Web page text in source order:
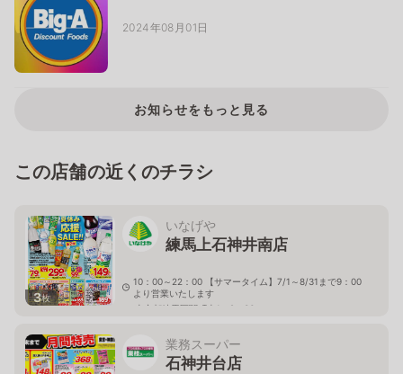
2024年08月01日
お知らせをもっと見る
この店舗の近くのチラシ
3枚
いなげや
練馬上石神井南店
10：00～22：00 【サマータイム】7/1～8/31まで9：00
より営業いたします
東京都練馬区関町南1－9－36
業務スーパー
石神井台店